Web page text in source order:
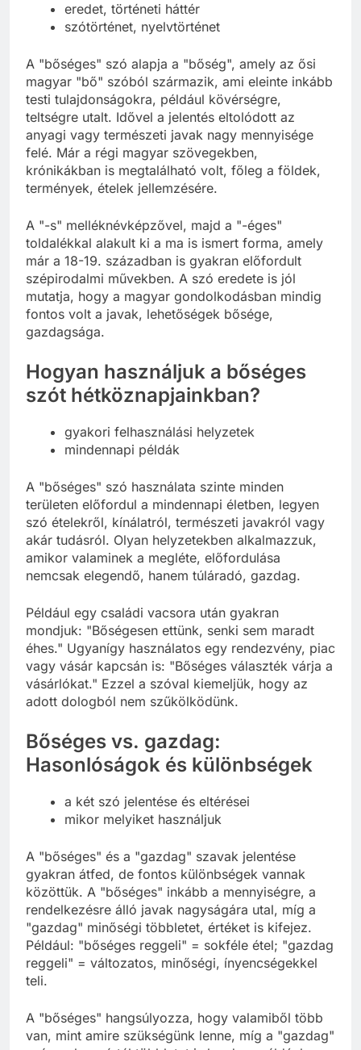
eredet, történeti háttér
szótörténet, nyelvtörténet
A "bőséges" szó alapja a "bőség", amely az ősi
magyar "bő" szóból származik, ami eleinte inkább
testi tulajdonságokra, például kövérségre,
teltségre utalt. Idővel a jelentés eltolódott az
anyagi vagy természeti javak nagy mennyisége
felé. Már a régi magyar szövegekben,
krónikákban is megtalálható volt, főleg a földek,
termények, ételek jellemzésére.
A "-s" melléknévképzővel, majd a "-éges"
toldalékkal alakult ki a ma is ismert forma, amely
már a 18-19. században is gyakran előfordult
szépirodalmi művekben. A szó eredete is jól
mutatja, hogy a magyar gondolkodásban mindig
fontos volt a javak, lehetőségek bősége,
gazdagsága.
Hogyan használjuk a bőséges
szót hétköznapjainkban?
gyakori felhasználási helyzetek
mindennapi példák
A "bőséges" szó használata szinte minden
területen előfordul a mindennapi életben, legyen
szó ételekről, kínálatról, természeti javakról vagy
akár tudásról. Olyan helyzetekben alkalmazzuk,
amikor valaminek a megléte, előfordulása
nemcsak elegendő, hanem túláradó, gazdag.
Például egy családi vacsora után gyakran
mondjuk: "Bőségesen ettünk, senki sem maradt
éhes." Ugyanígy használatos egy rendezvény, piac
vagy vásár kapcsán is: "Bőséges választék várja a
vásárlókat." Ezzel a szóval kiemeljük, hogy az
adott dologból nem szűkölködünk.
Bőséges vs. gazdag:
Hasonlóságok és különbségek
a két szó jelentése és eltérései
mikor melyiket használjuk
A "bőséges" és a "gazdag" szavak jelentése
gyakran átfed, de fontos különbségek vannak
közöttük. A "bőséges" inkább a mennyiségre, a
rendelkezésre álló javak nagyságára utal, míg a
"gazdag" minőségi többletet, értéket is kifejez.
Például: "bőséges reggeli" = sokféle étel; "gazdag
reggeli" = változatos, minőségi, ínyencségekkel
teli.
A "bőséges" hangsúlyozza, hogy valamiből több
van, mint amire szükségünk lenne, míg a "gazdag"